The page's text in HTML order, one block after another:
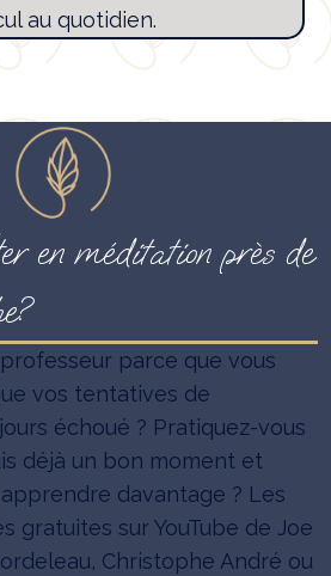
au quotidien.
en méditation près de
parce que vous
vos tentatives de
échoué ? Pratiquez-vous
déjà un bon moment et
davantage ? Les
gratuites sur YouTube de Joe
Christophe André ou